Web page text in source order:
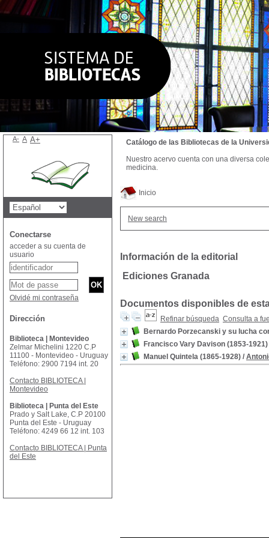
Inicio
New search
Información de la editorial
Ediciones Granada
Documentos disponibles de
Refinar búsqueda Consulta a
Bernardo Porzecanski y su lucha
Francisco Vary Davison (1853-1921)
Manuel Quintela (1865-1928) /
Catálogo de las Bibliotecas de la
Nuestro acervo cuenta con una diversa
medicina.
A- A A+
Conectarse
acceder a su cuenta de
usuario
Olvidé mi contraseña
Dirección
Biblioteca | Montevideo
Zelmar Michelini 1220 C.P
11100 - Montevideo - Uruguay
Teléfono: 2900 7194 int. 20
Contacto BIBLIOTECA |
Montevideo
Biblioteca | Punta del Este
Prado y Salt Lake, C.P 20100
Punta del Este - Uruguay
Teléfono: 4249 66 12 int. 103
Contacto BIBLIOTECA | Punta
del Este